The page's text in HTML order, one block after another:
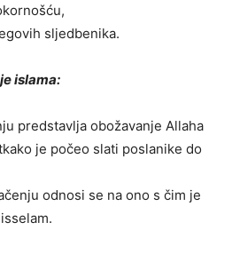
sljedbenika.
islama:
predstavlja obožavanje Allaha
je počeo slati poslanike do
odnosi se na ono s čim je